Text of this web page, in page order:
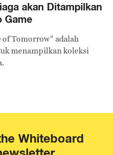
akan Ditampilkan
Game
of Tomorrow" adalah
menampilkan koleksi
Whiteboard